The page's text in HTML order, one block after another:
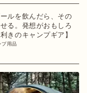
ルを飲んだら、その
る。発想がおもしろ
きのキャンプギア】
プ用品